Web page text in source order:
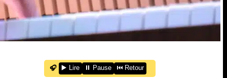
🎧 ▶️ Lire ⏸️ Pause ⏮️ Retour